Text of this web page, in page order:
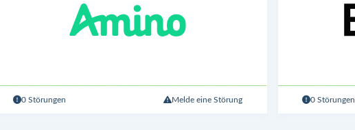
0 Störungen Melde eine Störung 0 Störungen